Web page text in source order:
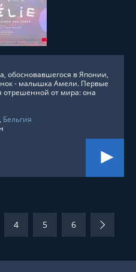
обосновавшегося в Японии,
- малышка Амели. Первые
отрешенной от мира: она
, Бельгия
4 5 6